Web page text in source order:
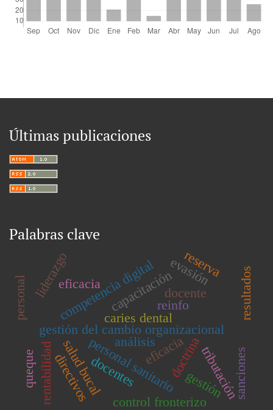
Últimas publicaciones
Palabras clave
gestión del cambio organizacional
personal sanitario
salud bucal
caries dental
competencia digital docente
análisis doctrina
reinfo
rentabilidad
evasión
tributación
control fronterizo
sanciones
eficacia capacitación
eficacia
liderazgo
gestión
docentes
directivos
reserva
resultados
personal
queque